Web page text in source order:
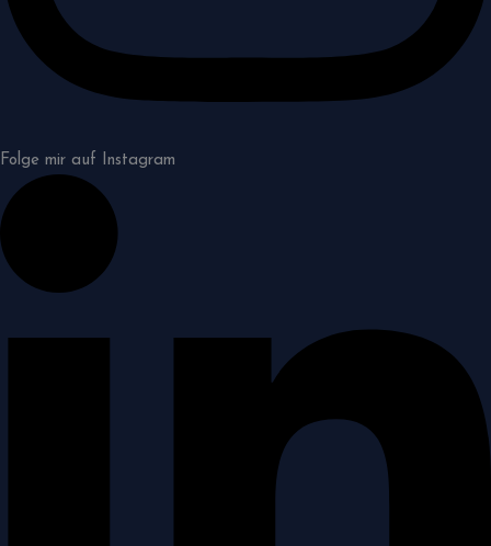
Folge mir auf Instagram